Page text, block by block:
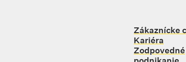
Zákaznícke
Kariéra
Zodpovedné